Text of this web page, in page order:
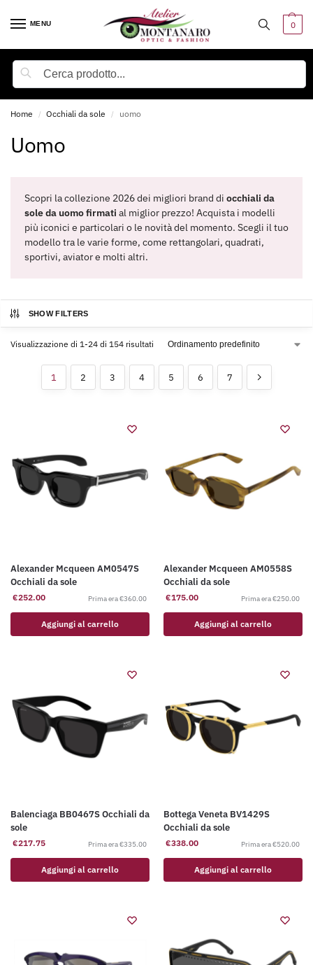
MENU 0
Home / Occhiali da sole / uomo
uomo
Scopri la collezione 2026 dei migliori brand di occhiali da
sole da uomo firmati al miglior prezzo! Acquista i modelli
più iconici e particolari o le novità del momento. Scegli il tuo
modello tra le varie forme, come rettangolari, quadrati,
sportivi, aviator e molti altri.
SHOW FILTERS
Visualizzazione di 1-24 di 154 risultati
1 2 3 4 5 6 7
Alexander Mcqueen AM0547S
Occhiali da sole
€360.00
€252.00
Aggiungi al carrello
Alexander Mcqueen AM0558S
Occhiali da sole
€250.00
€175.00
Aggiungi al carrello
Balenciaga BB0467S Occhiali da
sole
€335.00
€217.75
Aggiungi al carrello
Bottega Veneta BV1429S
Occhiali da sole
€520.00
€338.00
Aggiungi al carrello